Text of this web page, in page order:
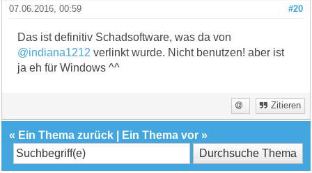
#20
07.06.2016, 00:59
Das ist definitiv Schadsoftware, was da von
@indiana1212 verlinkt wurde. Nicht benutzen! aber ist
ja eh für Windows ^^
Zitieren
« Ein Thema zurück Ein Thema vor »